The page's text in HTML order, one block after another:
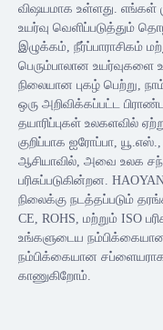
விஷயமாக உள்ளது. எங்கள்
உயர்வு வெளிப்படுத்தும்
இழுக்கம், நீர்ப்பாராசிகம்
பெரும்பாலான உயர்வுகளை
நிலையான புகழ் பெற்று,
ஒரு அறிவிக்கப்பட்ட
தயாரிப்புகள் உலகளவில்
குறிப்பாக ஐரோப்பா,
ஆசியாவில், அவை உலக
பரிசுப்படுகின்றன.
நிலைக்கு நடத்தப்படும்
CE, ROHS, மற்றும் ISO
உங்களுடைய
நம்பிக்கையான
காணுகிறோம்.